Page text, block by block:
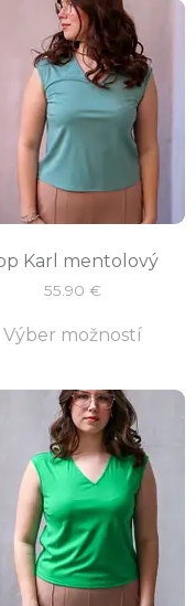
Karl mentolový
55.90 €
Výber možností